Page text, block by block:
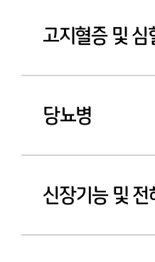
고지혈증 및
당뇨병
신장기능 및